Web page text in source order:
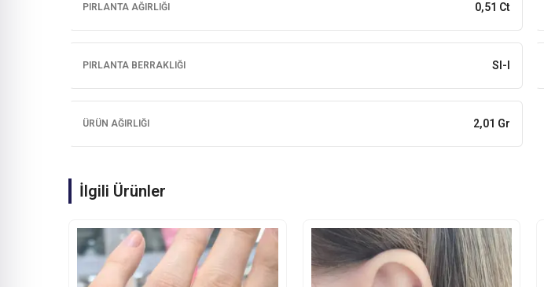
PIRLANTA AĞIRLIĞI 0,51 Ct
PIRLANTA BERRAKLIĞI SI-I
ÜRÜN AĞIRLIĞI 2,01 Gr
İlgili Ürünler